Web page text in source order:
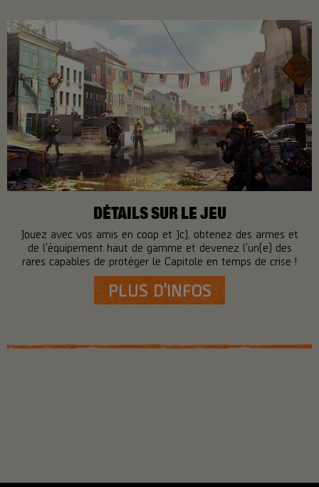
DÉTAILS SUR LE JEU
Jouez avec vos amis en coop et JcJ, obtenez des armes et
de l'équipement haut de gamme et devenez l'un(e) des
rares capables de protéger le Capitole en temps de crise !
PLUS D'INFOS